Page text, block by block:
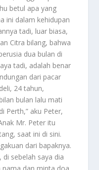
betul apa yang
ini dalam kehidupan
tadi, luar biasa,
Citra bilang, bahwa
dua bulan di
tadi, adalah benar
dari pacar
24 tahun,
bulan lalu mati
Perth,” aku Peter,
Mr. Peter itu
saat ini di sini.
dari bapaknya.
sebelah saya dia